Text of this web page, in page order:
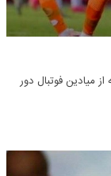
میادین فوتبال دور